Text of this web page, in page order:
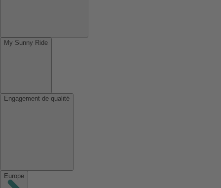
My Sunny Ride
Engagement de qualité
Europe